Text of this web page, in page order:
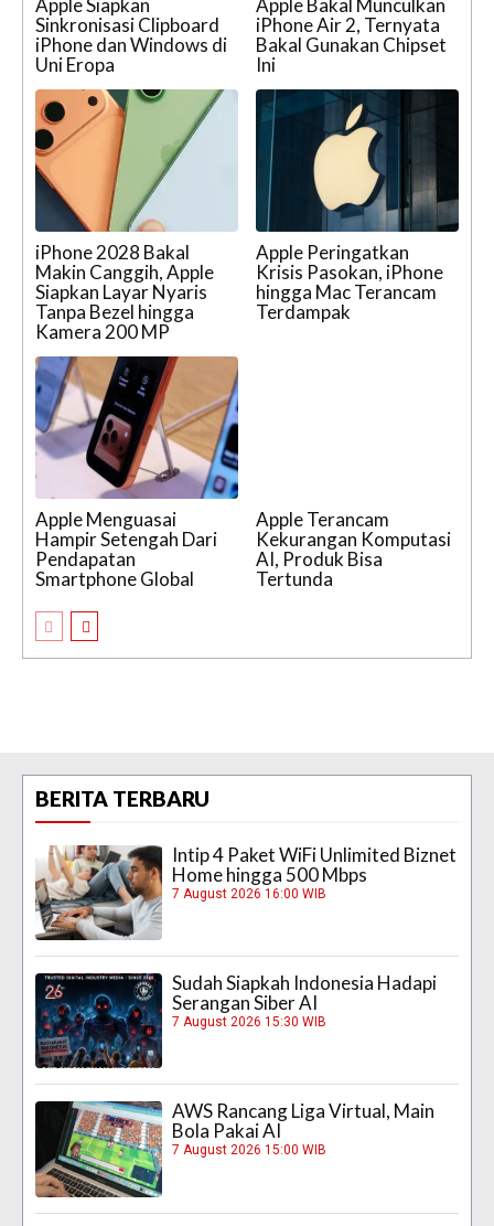
Apple Siapkan
Sinkronisasi Clipboard
iPhone dan Windows di
Uni Eropa
Apple Bakal Munculkan
iPhone Air 2, Ternyata
Bakal Gunakan Chipset
Ini
iPhone 2028 Bakal
Makin Canggih, Apple
Siapkan Layar Nyaris
Tanpa Bezel hingga
Kamera 200 MP
Apple Peringatkan
Krisis Pasokan, iPhone
hingga Mac Terancam
Terdampak
Apple Menguasai
Hampir Setengah Dari
Pendapatan
Smartphone Global
Apple Terancam
Kekurangan Komputasi
AI, Produk Bisa
Tertunda
BERITA TERBARU
Intip 4 Paket WiFi Unlimited Biznet
Home hingga 500 Mbps
7 August 2026 16:00 WIB
Sudah Siapkah Indonesia Hadapi
Serangan Siber AI
7 August 2026 15:30 WIB
AWS Rancang Liga Virtual, Main
Bola Pakai AI
7 August 2026 15:00 WIB